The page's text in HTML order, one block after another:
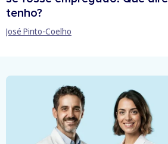
tenho?
José Pinto-Coelho